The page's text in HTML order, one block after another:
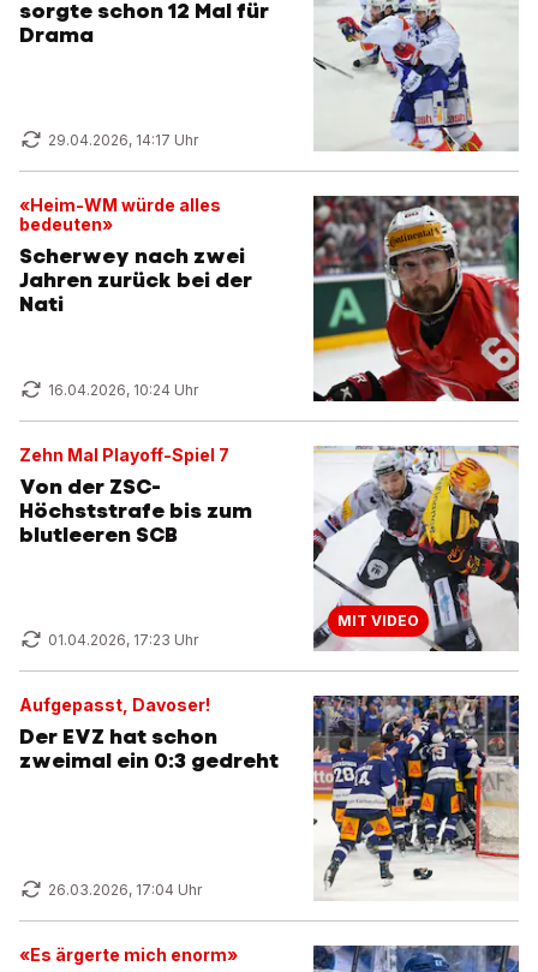
sorgte schon 12 Mal für
Drama
29.04.2026, 14:17 Uhr
«Heim-WM würde alles
bedeuten»
Scherwey nach zwei
Jahren zurück bei der
Nati
16.04.2026, 10:24 Uhr
Zehn Mal Playoff-Spiel 7
Von der ZSC-
Höchststrafe bis zum
blutleeren SCB
01.04.2026, 17:23 Uhr
MIT VIDEO
Aufgepasst, Davoser!
Der EVZ hat schon
zweimal ein 0:3 gedreht
26.03.2026, 17:04 Uhr
«Es ärgerte mich enorm»